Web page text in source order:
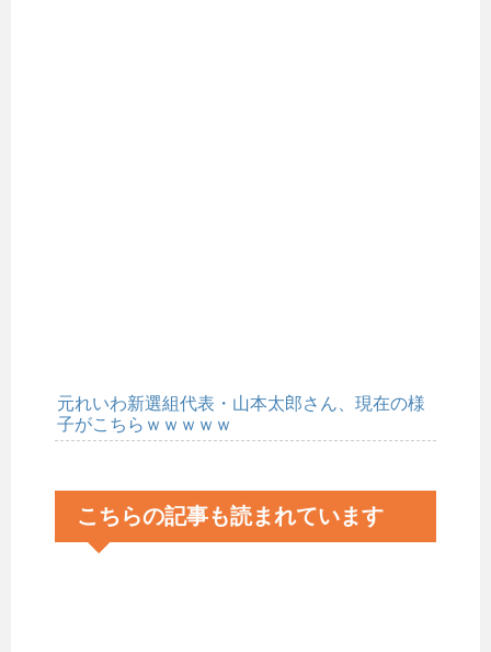
元れいわ新選組代表・山本太郎さん、現在の様
子がこちらｗｗｗｗｗ
こちらの記事も読まれています